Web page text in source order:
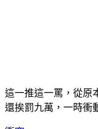
這一推這一罵，從原
還挨罰九萬，一時衝